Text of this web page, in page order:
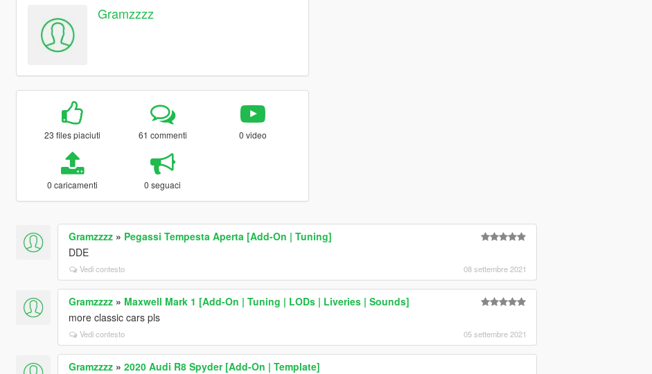
Gramzzzz
23 files piaciuti 61 commenti 0 video
0 caricamenti 0 seguaci
Gramzzzz» Pegassi Tempesta Aperta [Add-On | Tuning]
DDE
Vedi contesto 08 settembre 2021
Gramzzzz» Maxwell Mark 1 [Add-On | Tuning | LODs | Liveries | Sounds]
more classic cars pls
Vedi contesto 05 settembre 2021
Gramzzzz» 2020 Audi R8 Spyder [Add-On | Template]